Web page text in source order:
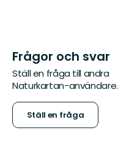
Frågor och svar
Ställ en fråga till andra
Naturkartan-användare.
Ställ en fråga